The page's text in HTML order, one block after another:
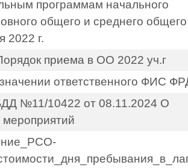
программам начального
общего и среднего общего
2022 г.
приема в ОО 2022 уч.г
ответственного ФИС
№11/10422 от 08.11.2024 О